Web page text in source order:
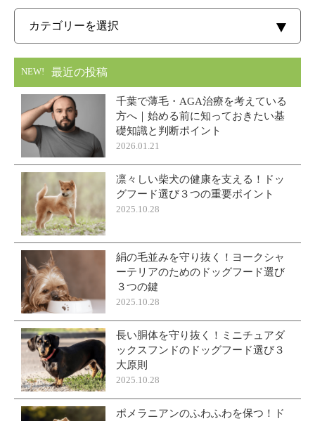
NEW! 最近の投稿
千葉で薄毛・AGA治療を考えている
方へ｜始める前に知っておきたい基
礎知識と判断ポイント
2026.01.21
凛々しい柴犬の健康を支える！ドッ
グフード選び３つの重要ポイント
2025.10.28
絹の毛並みを守り抜く！ヨークシャ
ーテリアのためのドッグフード選び
３つの鍵
2025.10.28
長い胴体を守り抜く！ミニチュアダ
ックスフンドのドッグフード選び３
大原則
2025.10.28
ポメラニアンのふわふわを保つ！ド